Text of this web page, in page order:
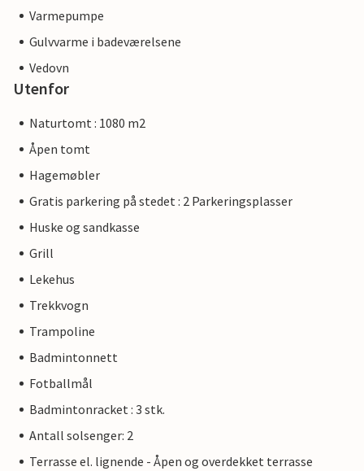
Varmepumpe
Gulvvarme i badeværelsene
Vedovn
Utenfor
Naturtomt : 1080 m2
Åpen tomt
Hagemøbler
Gratis parkering på stedet : 2 Parkeringsplasser
Huske og sandkasse
Grill
Lekehus
Trekkvogn
Trampoline
Badmintonnett
Fotballmål
Badmintonracket : 3 stk.
Antall solsenger: 2
Terrasse el. lignende - Åpen og overdekket terrasse